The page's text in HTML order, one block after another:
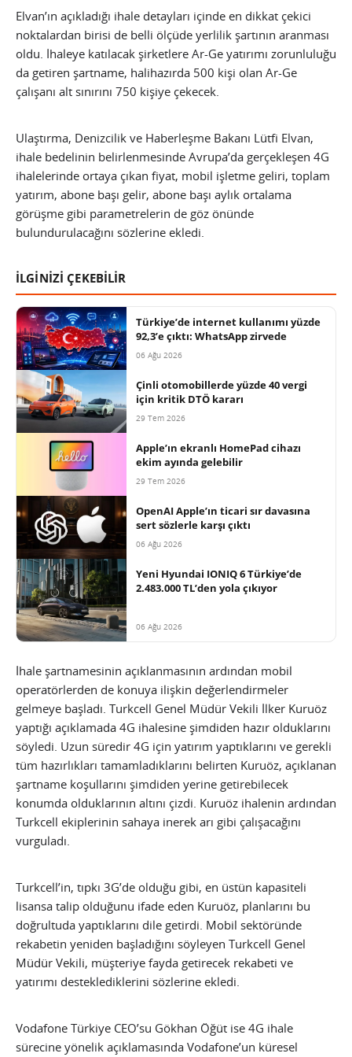
Elvan’ın açıkladığı ihale detayları içinde en dikkat çekici
noktalardan birisi de belli ölçüde yerlilik şartının aranması
oldu. İhaleye katılacak şirketlere Ar-Ge yatırımı zorunluluğu
da getiren şartname, halihazırda 500 kişi olan Ar-Ge
çalışanı alt sınırını 750 kişiye çekecek.
Ulaştırma, Denizcilik ve Haberleşme Bakanı Lütfi Elvan,
ihale bedelinin belirlenmesinde Avrupa’da gerçekleşen 4G
ihalelerinde ortaya çıkan fiyat, mobil işletme geliri, toplam
yatırım, abone başı gelir, abone başı aylık ortalama
görüşme gibi parametrelerin de göz önünde
bulundurulacağını sözlerine ekledi.
İLGİNİZİ ÇEKEBİLİR
Türkiye’de internet kullanımı yüzde
92,3’e çıktı: WhatsApp zirvede
06 Ağu 2026
Çinli otomobillerde yüzde 40 vergi
için kritik DTÖ kararı
29 Tem 2026
Apple’ın ekranlı HomePad cihazı
ekim ayında gelebilir
29 Tem 2026
OpenAI Apple’ın ticari sır davasına
sert sözlerle karşı çıktı
06 Ağu 2026
Yeni Hyundai IONIQ 6 Türkiye’de
2.483.000 TL’den yola çıkıyor
06 Ağu 2026
İhale şartnamesinin açıklanmasının ardından mobil
operatörlerden de konuya ilişkin değerlendirmeler
gelmeye başladı. Turkcell Genel Müdür Vekili İlker Kuruöz
yaptığı açıklamada 4G ihalesine şimdiden hazır olduklarını
söyledi. Uzun süredir 4G için yatırım yaptıklarını ve gerekli
tüm hazırlıkları tamamladıklarını belirten Kuruöz, açıklanan
şartname koşullarını şimdiden yerine getirebilecek
konumda olduklarının altını çizdi. Kuruöz ihalenin ardından
Turkcell ekiplerinin sahaya inerek arı gibi çalışacağını
vurguladı.
Turkcell’in, tıpkı 3G’de olduğu gibi, en üstün kapasiteli
lisansa talip olduğunu ifade eden Kuruöz, planlarını bu
doğrultuda yaptıklarını dile getirdi. Mobil sektöründe
rekabetin yeniden başladığını söyleyen Turkcell Genel
Müdür Vekili, müşteriye fayda getirecek rekabeti ve
yatırımı desteklediklerini sözlerine ekledi.
Vodafone Türkiye CEO’su Gökhan Öğüt ise 4G ihale
sürecine yönelik açıklamasında Vodafone’un küresel